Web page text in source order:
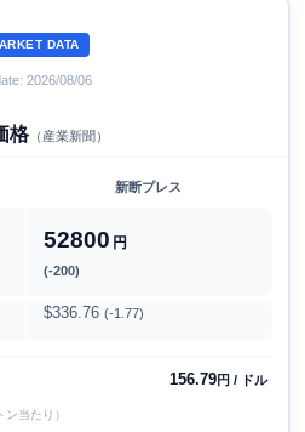
DATA
2026/08/06
格（産業新聞）
新断プレス
52800 円
(-200)
$336.76 (-1.77)
156.79円 / ドル
当たり）